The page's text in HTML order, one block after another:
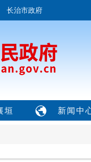
长治市政府
垣 新闻中